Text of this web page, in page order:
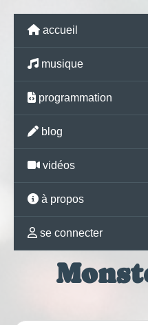
accueil
musique
programmation
blog
vidéos
à propos
se connecter